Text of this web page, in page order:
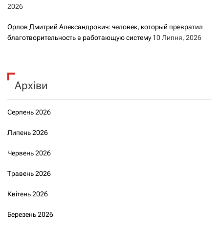
2026
Орлов Дмитрий Александрович: человек, который превратил
благотворительность в работающую систему 10 Липня, 2026
Архіви
Серпень 2026
Липень 2026
Червень 2026
Травень 2026
Квітень 2026
Березень 2026